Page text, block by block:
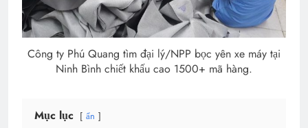
Công ty Phú Quang tìm đại lý/NPP bọc yên xe máy tại
Ninh Bình chiết khấu cao 1500+ mã hàng.
Mục lục ẩn